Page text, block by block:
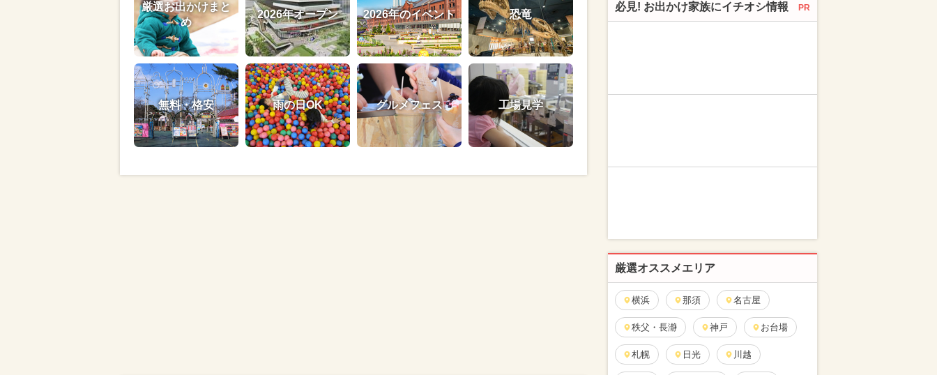
厳選お出かけまと
め
2026年オープン 2026年のイベント 恐竜
無料・格安 雨の日OK グルメフェス 工場見学
必見! お出かけ家族にイチオシ情報 PR
厳選オススメエリア
横浜 那須 名古屋
秩父・長瀞 神戸 お台場
札幌 日光 川越